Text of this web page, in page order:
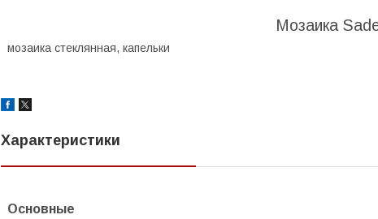
Мозаика
мозаика стеклянная, капельки
Характеристики
Основные